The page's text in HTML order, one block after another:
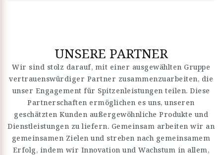
UNSERE PARTNER
Wir sind stolz darauf, mit einer ausgewählten Gruppe
vertrauenswürdiger Partner zusammenzuarbeiten, die
unser Engagement für Spitzenleistungen teilen. Diese
Partnerschaften ermöglichen es uns, unseren
geschätzten Kunden außergewöhnliche Produkte und
Dienstleistungen zu liefern. Gemeinsam arbeiten wir an
gemeinsamen Zielen und streben nach gemeinsamem
Erfolg, indem wir Innovation und Wachstum in allem,